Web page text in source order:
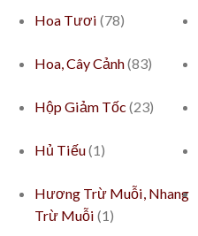
Hoa Tươi (78)
Hoa, Cây Cảnh(83)
Hộp Giảm Tốc(23)
Hủ Tiếu(1)
Hương Trừ Muỗi, Nhang
Trừ Muỗi (1)